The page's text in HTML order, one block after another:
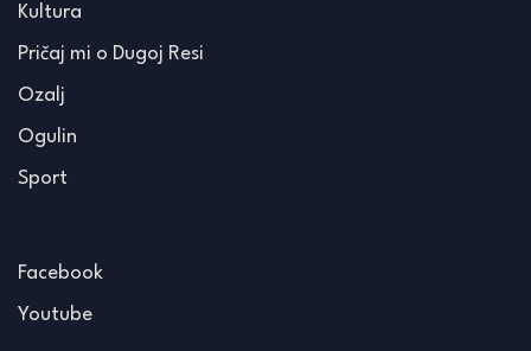
Kultura
Pričaj mi o Dugoj Resi
Ozalj
Ogulin
Sport
Facebook
Youtube